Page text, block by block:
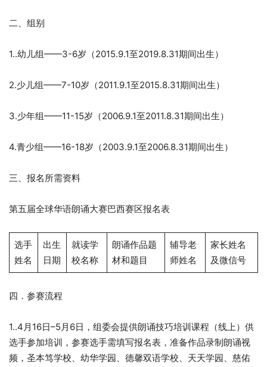
二、组别
1..幼儿组——3-6岁（2015.9.1至2019.8.31期间出生）
2.少儿组——7-10岁（2011.9.1至2015.8.31期间出生）
3.少年组——11-15岁（2006.9.1至2011.8.31期间出生）
4.青少组——16-18岁（2003.9.1至2006.8.31期间出生）
三、报名所需资料
第五届全球华语朗诵大赛巴西赛区报名表
选手
姓名
出生
日期
就读学
校名称
朗诵作品题
材和题目
辅导老
师姓名
家长姓名
及微信号
四．参赛流程
1..4月16日–5月6日，组委会提供朗诵技巧培训课程（线上）供
选手参加培训，参赛选手需填写报名表，准备作品录制朗诵视
频，圣本笃学校、幼华学园、德馨双语学校、天天学园、慈佑